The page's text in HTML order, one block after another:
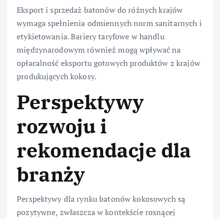
Eksport i sprzedaż batonów do różnych krajów
wymaga spełnienia odmiennych norm sanitarnych i
etykietowania. Bariery taryfowe w handlu
międzynarodowym również mogą wpływać na
opłacalność eksportu gotowych produktów z krajów
produkujących kokosy.
Perspektywy
rozwoju i
rekomendacje dla
branży
Perspektywy dla rynku batonów kokosowych są
pozytywne, zwłaszcza w kontekście rosnącej